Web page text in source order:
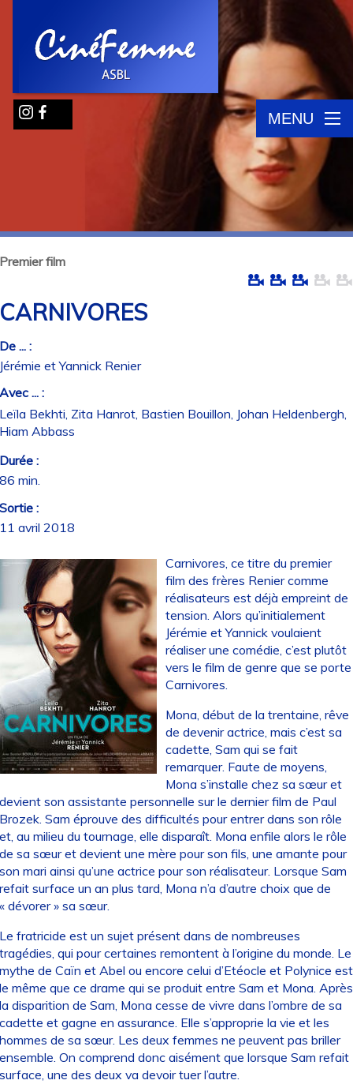
MENU
film
... :
et Yannick Renier
... :
Bekhti, Zita Hanrot, Bastien Bouillon, Johan Heldenbergh,
Abbass
:
min.
:
avril 2018
Carnivores, ce titre du premier
film des frères Renier comme
réalisateurs est déjà empreint de
tension. Alors qu’initialement
Jérémie et Yannick voulaient
réaliser une comédie, c’est plutôt
vers le film de genre que se porte
Carnivores.
Mona, début de la trentaine, rêve
de devenir actrice, mais c’est sa
cadette, Sam qui se fait
remarquer. Faute de moyens,
Mona s’installe chez sa sœur et
son assistante personnelle sur le dernier film de Paul
Sam éprouve des difficultés pour entrer dans son rôle
au milieu du tournage, elle disparaît. Mona enfile alors le rôle
sa sœur et devient une mère pour son fils, une amante pour
mari ainsi qu’une actrice pour son réalisateur. Lorsque Sam
surface un an plus tard, Mona n’a d’autre choix que de
dévorer » sa sœur.
fratricide est un sujet présent dans de nombreuses
qui pour certaines remontent à l’origine du monde. Le
de Caïn et Abel ou encore celui d’Etéocle et Polynice est
même que ce drame qui se produit entre Sam et Mona. Après
disparition de Sam, Mona cesse de vivre dans l’ombre de sa
et gagne en assurance. Elle s’approprie la vie et les
de sa sœur. Les deux femmes ne peuvent pas briller
On comprend donc aisément que lorsque Sam refait
une des deux va devoir tuer l’autre.